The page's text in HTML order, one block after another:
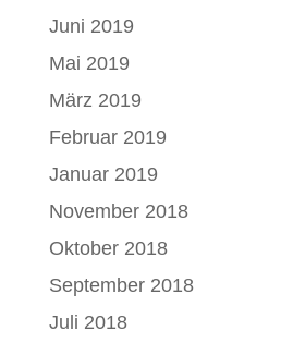
Juni 2019
Mai 2019
März 2019
Februar 2019
Januar 2019
November 2018
Oktober 2018
September 2018
Juli 2018